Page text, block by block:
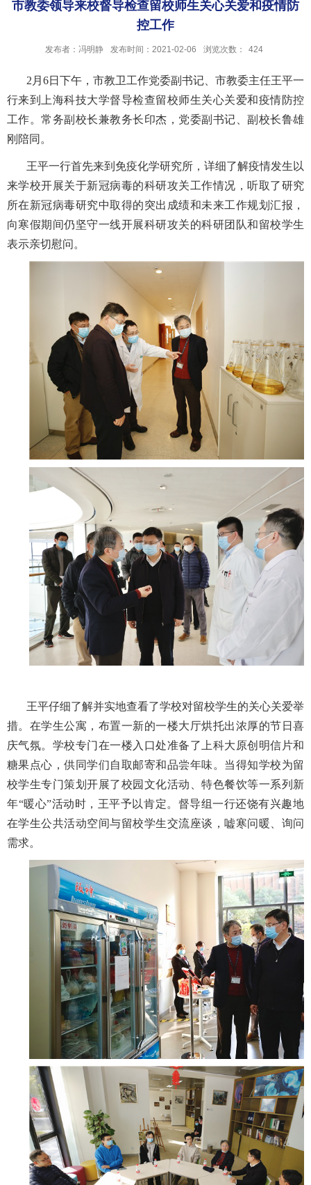
市教委领导来校督导检查留校师生关心关爱和疫情防
控工作
发布者：冯明静 发布时间：2021-02-06 浏览次数： 424
2月6日下午，市教卫工作党委副书记、市教委主任王平一
行来到上海科技大学督导检查留校师生关心关爱和疫情防控
工作。常务副校长兼教务长印杰，党委副书记、副校长鲁雄
刚陪同。
王平一行首先来到免疫化学研究所，详细了解疫情发生以
来学校开展关于新冠病毒的科研攻关工作情况，听取了研究
所在新冠病毒研究中取得的突出成绩和未来工作规划汇报，
向寒假期间仍坚守一线开展科研攻关的科研团队和留校学生
表示亲切慰问。
王平仔细了解并实地查看了学校对留校学生的关心关爱举
措。在学生公寓，布置一新的一楼大厅烘托出浓厚的节日喜
庆气氛。学校专门在一楼入口处准备了上科大原创明信片和
糖果点心，供同学们自取邮寄和品尝年味。当得知学校为留
校学生专门策划开展了校园文化活动、特色餐饮等一系列新
年“暖心”活动时，王平予以肯定。督导组一行还饶有兴趣地
在学生公共活动空间与留校学生交流座谈，嘘寒问暖、询问
需求。